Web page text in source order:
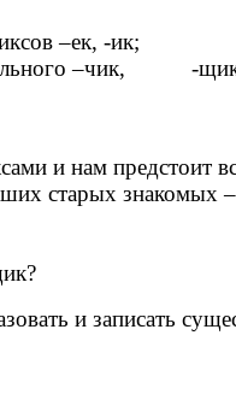
–ек, -ик;
–чик, -
и нам предстоит
старых знакомых
и записать